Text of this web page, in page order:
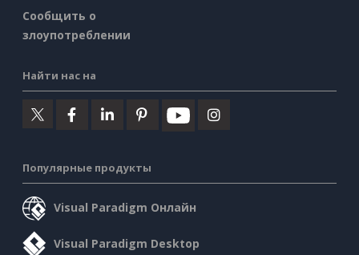
Сообщить о
злоупотреблении
Найти нас на
Популярные продукты
Visual Paradigm Онлайн
Visual Paradigm Desktop